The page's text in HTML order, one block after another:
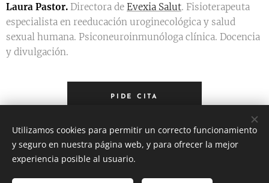
Laura Pastor. Directora de Evexia Salut. Fisioterapeuta
especialista en reeducación uroginecológica y salud
sexual humana. Psiconeuroinmunóloga clínica. Docencia
y divulgación.
PIDE CITA
Utilizamos cookies para permitir un correcto funcionamiento
y seguro en nuestra página web, y para ofrecer la mejor
experiencia posible al usuario.